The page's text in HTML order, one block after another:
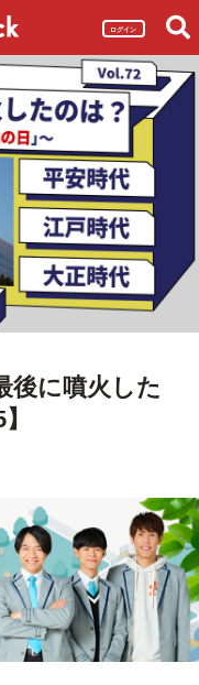
ログイン
後に噴火した